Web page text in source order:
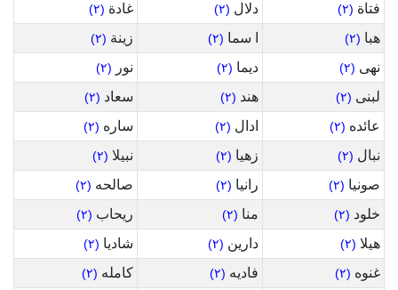
فتاة (٢) دلال (٢) غادة (٢)
هبا (٢) ا سما (٢) زينة (٢)
نهى (٢) ديما (٢) نور (٢)
لبنى (٢) هند (٢) سعاد (٢)
عائده (٢) ادال (٢) ساره (٢)
نبال (٢) زهيا (٢) نبيلا (٢)
صونيا (٢) رانيا (٢) صالحه (٢)
خلود (٢) منا (٢) ريحاب (٢)
هيلا (٢) دارين (٢) شاديا (٢)
غنوه (٢) فاديه (٢) كامله (٢)